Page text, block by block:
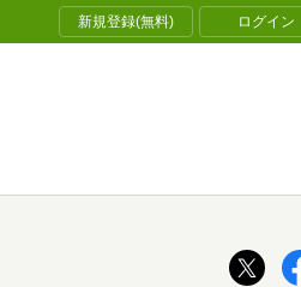
新規登録(無料) ログイン